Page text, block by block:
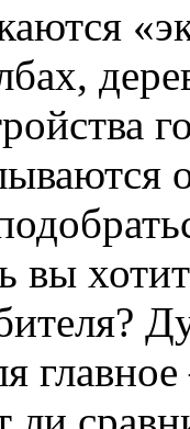
вы